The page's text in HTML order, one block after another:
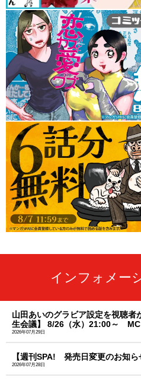
インフォメー
山田あいのグラビア設定を視聴者
生会議】 8/26（水）21:00～ MC
2026年07月29日
【週刊SPA! 発売日変更のお知ら
2026年07月28日